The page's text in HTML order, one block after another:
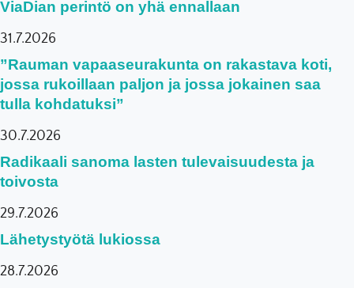
ViaDian perintö on yhä ennallaan
31.7.2026
”Rauman vapaaseurakunta on rakastava koti,
jossa rukoillaan paljon ja jossa jokainen saa
tulla kohdatuksi”
30.7.2026
Radikaali sanoma lasten tulevaisuudesta ja
toivosta
29.7.2026
Lähetystyötä lukiossa
28.7.2026